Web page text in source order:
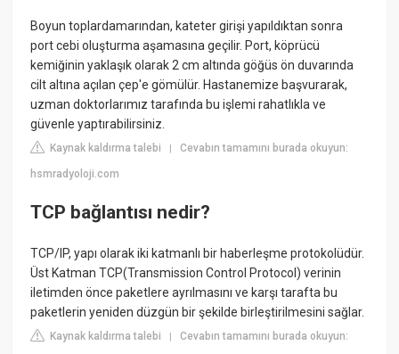
Boyun toplardamarından, kateter girişi yapıldıktan sonra
port cebi oluşturma aşamasına geçilir. Port, köprücü
kemiğinin yaklaşık olarak 2 cm altında göğüs ön duvarında
cilt altına açılan çep'e gömülür. Hastanemize başvurarak,
uzman doktorlarımız tarafında bu işlemi rahatlıkla ve
güvenle yaptırabilirsiniz.
Kaynak kaldırma talebi |Cevabın tamamını burada okuyun:
hsmradyoloji.com
TCP bağlantısı nedir?
TCP/IP, yapı olarak iki katmanlı bir haberleşme protokolüdür.
Üst Katman TCP(Transmission Control Protocol) verinin
iletimden önce paketlere ayrılmasını ve karşı tarafta bu
paketlerin yeniden düzgün bir şekilde birleştirilmesini sağlar.
Kaynak kaldırma talebi |Cevabın tamamını burada okuyun: